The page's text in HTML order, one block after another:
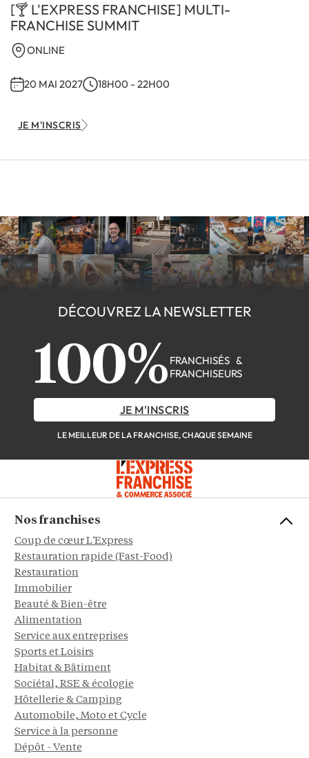
[🍸 L'EXPRESS FRANCHISE] MULTI-
FRANCHISE SUMMIT
ONLINE
20 MAI 2027 18H00 -22H00
JE M'INSCRIS
DÉCOUVREZ LA NEWSLETTER
100% FRANCHISÉS &
FRANCHISEURS
JE M'INSCRIS
LE MEILLEUR DE LA FRANCHISE, CHAQUE SEMAINE
Nos franchises
Coup de cœur L'Express
Restauration rapide (Fast-Food)
Restauration
Immobilier
Beauté & Bien-être
Alimentation
Service aux entreprises
Sports et Loisirs
Habitat & Bâtiment
Sociétal, RSE & écologie
Hôtellerie & Camping
Automobile, Moto et Cycle
Service à la personne
Dépôt - Vente